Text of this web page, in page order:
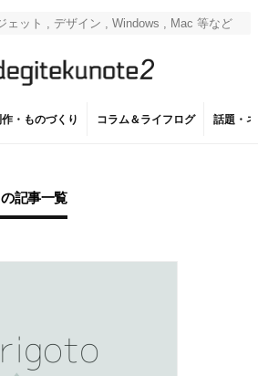
・ものづくり コラム＆ライフログ 話題・
の記事一覧